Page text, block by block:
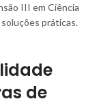
III em Ciência
práticas.
de